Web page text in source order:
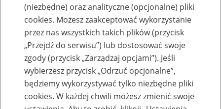
Przepraszamy,
podana strona nie została znaleziona.
Błąd 404
(niezbędne) oraz analityczne (opcjonalne) pliki
cookies. Możesz zaakceptować wykorzystanie
przez nas wszystkich takich plików (przycisk
„Przejdź do serwisu”) lub dostosować swoje
zgody (przycisk „Zarządzaj opcjami”). Jeśli
wybierzesz przycisk „Odrzuć opcjonalne”,
będziemy wykorzystywać tylko niezbędne pliki
cookies. W każdej chwili możesz zmienić swoje